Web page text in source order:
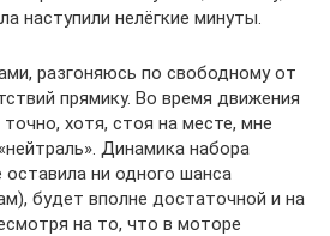
наступили нелёгкие минуты.
разгоняюсь по свободному от
прямику. Во время движения
хотя, стоя на месте, мне
Динамика набора
ни одного шанса
будет вполне достаточной и на
на то, что в моторе